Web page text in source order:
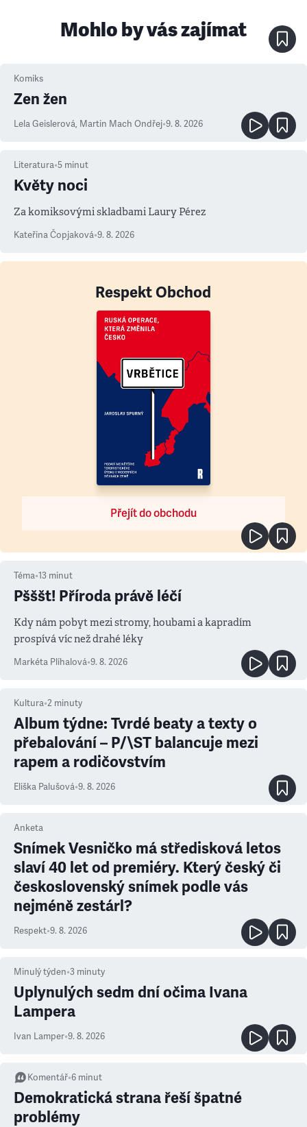
Mohlo by vás zajímat
Komiks
Zen žen
Lela Geislerová, Martin Mach Ondřej•9. 8. 2026
Literatura•5 minut
Květy noci
Za komiksovými skladbami Laury Pérez
Kateřina Čopjaková•9. 8. 2026
Respekt Obchod
Přejít do obchodu
Téma•13 minut
Pšššt! Příroda právě léčí
Kdy nám pobyt mezi stromy, houbami a kapradím
prospívá víc než drahé léky
Markéta Plíhalová•9. 8. 2026
Kultura•2 minuty
Album týdne: Tvrdé beaty a texty o
přebalování – P/\ST balancuje mezi
rapem a rodičovstvím
Eliška Palušová•9. 8. 2026
Anketa
Snímek Vesničko má středisková letos
slaví 40 let od premiéry. Který český či
československý snímek podle vás
nejméně zestárl?
Respekt•9. 8. 2026
Minulý týden•3 minuty
Uplynulých sedm dní očima Ivana
Lampera
Ivan Lamper•9. 8. 2026
Komentář•6 minut
Demokratická strana řeší špatné
problémy